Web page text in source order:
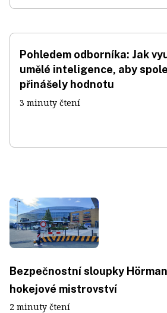
Pohledem odborníka: Jak
umělé inteligence, aby
přinášely hodnotu
3 minuty čtení
Bezpečnostní sloupky
hokejové mistrovství
2 minuty čtení